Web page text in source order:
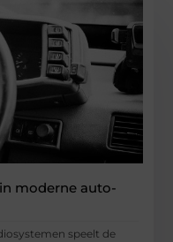
moderne auto-
speelt de